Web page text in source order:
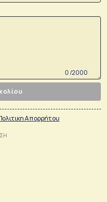
0 /2000
Απορρήτου